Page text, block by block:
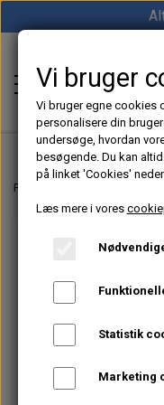
1852
Forside
Vi bruger
Vi bruger egne cookies
personalisere din
undersøge, hvordan
besøgende. Du kan
på linket 'Cookies'
Læs mere i vores
Statistik
Marketing